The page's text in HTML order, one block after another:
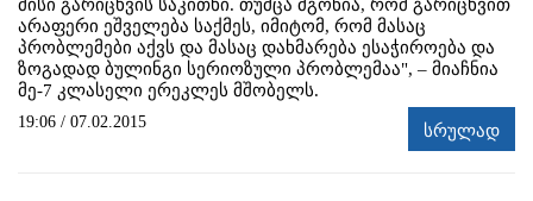
მისი გარიცხვის საკითხი. თუმცა მგონია, რომ გარიცხვით
არაფერი ეშველება საქმეს, იმიტომ, რომ მასაც
პრობლემები აქვს და მასაც დახმარება ესაჭიროება და
ზოგადად ბულინგი სერიოზული პრობლემაა", – მიაჩნია
მე-7 კლასელი ერეკლეს მშობელს.
19:06 / 07.02.2015 სრულად